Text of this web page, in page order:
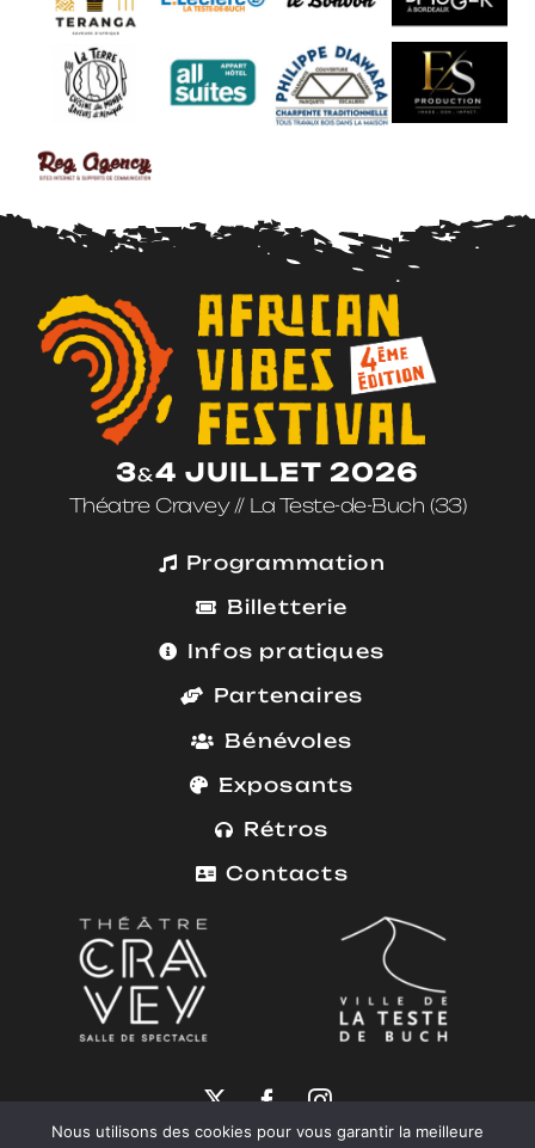
3&4 JUILLET 2026
Théatre Cravey // La Teste-de-Buch (33)
Programmation
Billetterie
Infos pratiques
Partenaires
Bénévoles
Exposants
Rétros
Contacts
Nous utilisons des cookies pour vous garantir la meilleure